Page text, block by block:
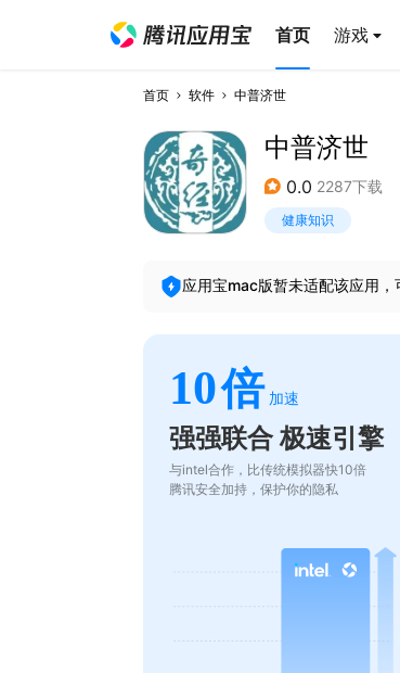
首页 游戏
首页 软件 中普济世
中普济世
0.0 2287下载
健康知识
应用宝mac版暂未适配该应用
10倍 加速
强强联合 极速引擎
与intel合作，比传统模拟器快10倍
腾讯安全加持，保护你的隐私